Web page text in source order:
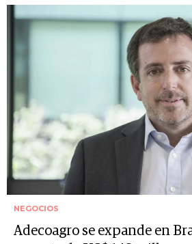
NEGOCIOS
Adecoagro se expande en